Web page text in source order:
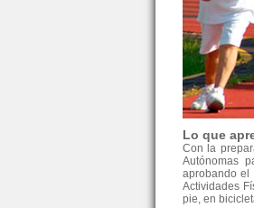
Lo que
Con la
Autónomas
aprobando el
Actividades
pie, en